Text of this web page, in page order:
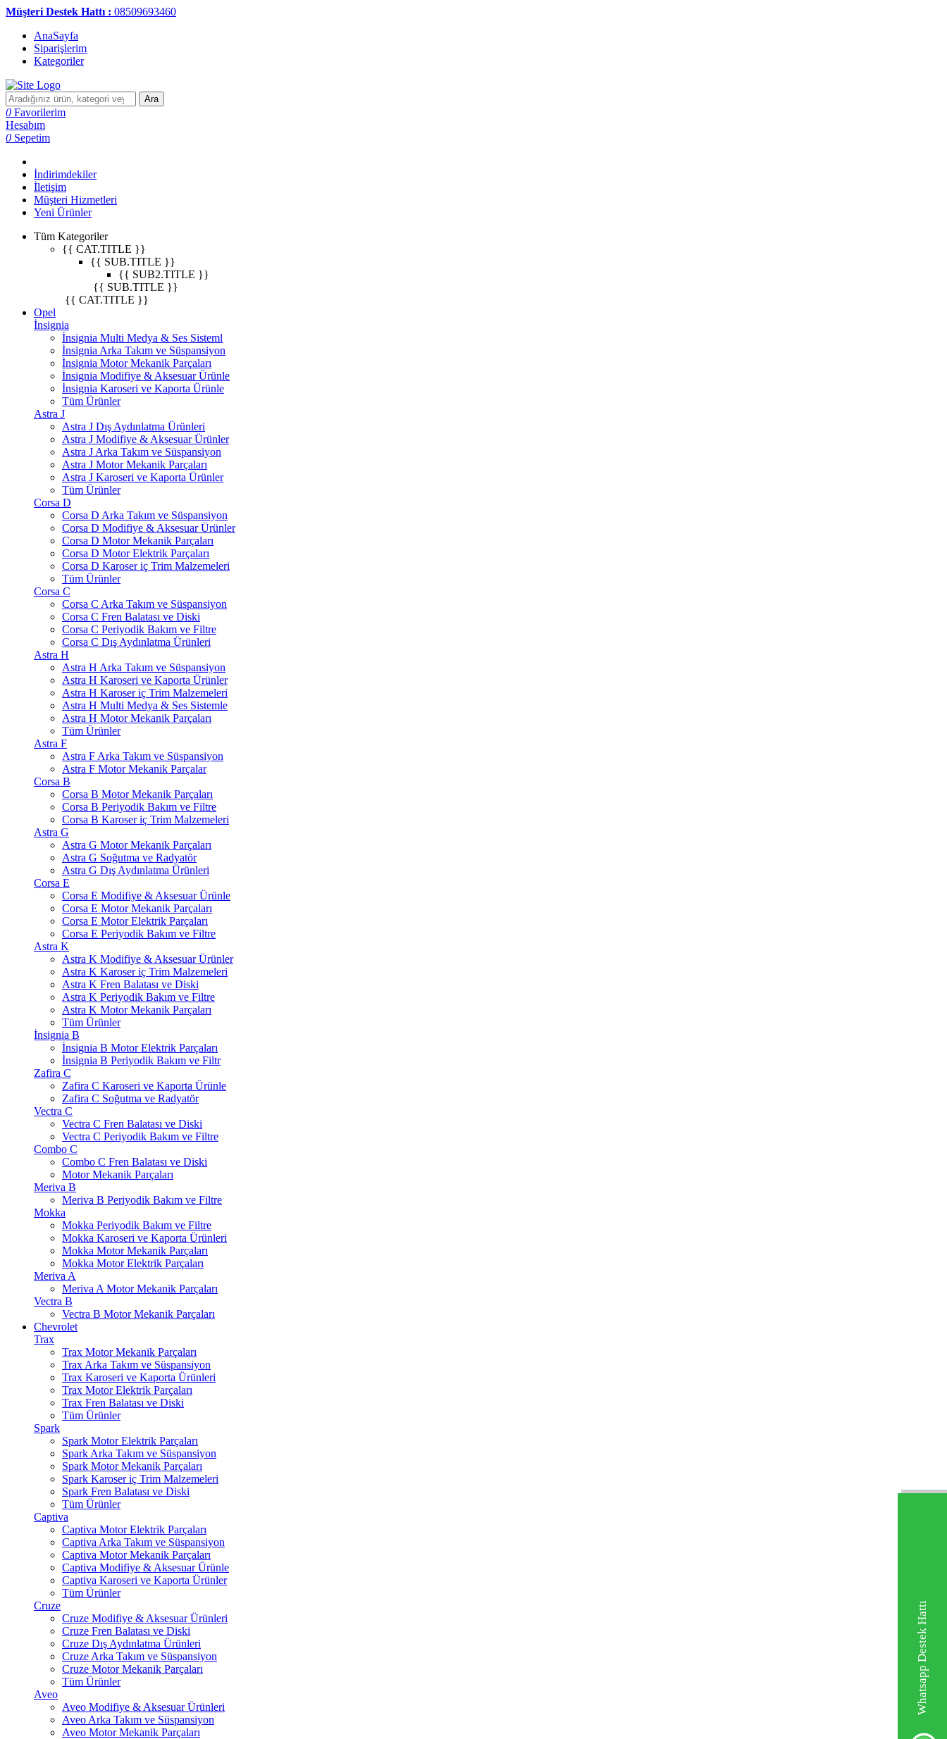
Whatsapp Destek Hattı
Müşteri Destek Hattı : 08509693460
AnaSayfa
Siparişlerim
Kategoriler
Ara
0 Favorilerim
Hesabım
0 Sepetim
İndirimdekiler
İletişim
Müşteri Hizmetleri
Yeni Ürünler
Tüm Kategoriler
{{ CAT.TITLE }}
{{ SUB.TITLE }}
{{ SUB2.TITLE }}
{{ SUB.TITLE }}
{{ CAT.TITLE }}
Opel
İnsignia
İnsignia Multi Medya & Ses Sisteml
İnsignia Arka Takım ve Süspansiyon
İnsignia Motor Mekanik Parçaları
İnsignia Modifiye & Aksesuar Ürünle
İnsignia Karoseri ve Kaporta Ürünle
Tüm Ürünler
Astra J
Astra J Dış Aydınlatma Ürünleri
Astra J Modifiye & Aksesuar Ürünler
Astra J Arka Takım ve Süspansiyon
Astra J Motor Mekanik Parçaları
Astra J Karoseri ve Kaporta Ürünler
Tüm Ürünler
Corsa D
Corsa D Arka Takım ve Süspansiyon
Corsa D Modifiye & Aksesuar Ürünler
Corsa D Motor Mekanik Parçaları
Corsa D Motor Elektrik Parçaları
Corsa D Karoser iç Trim Malzemeleri
Tüm Ürünler
Corsa C
Corsa C Arka Takım ve Süspansiyon
Corsa C Fren Balatası ve Diski
Corsa C Periyodik Bakım ve Filtre
Corsa C Dış Aydınlatma Ürünleri
Astra H
Astra H Arka Takım ve Süspansiyon
Astra H Karoseri ve Kaporta Ürünler
Astra H Karoser iç Trim Malzemeleri
Astra H Multi Medya & Ses Sistemle
Astra H Motor Mekanik Parçaları
Tüm Ürünler
Astra F
Astra F Arka Takım ve Süspansiyon
Astra F Motor Mekanik Parçalar
Corsa B
Corsa B Motor Mekanik Parçaları
Corsa B Periyodik Bakım ve Filtre
Corsa B Karoser iç Trim Malzemeleri
Astra G
Astra G Motor Mekanik Parçaları
Astra G Soğutma ve Radyatör
Astra G Dış Aydınlatma Ürünleri
Corsa E
Corsa E Modifiye & Aksesuar Ürünle
Corsa E Motor Mekanik Parçaları
Corsa E Motor Elektrik Parçaları
Corsa E Periyodik Bakım ve Filtre
Astra K
Astra K Modifiye & Aksesuar Ürünler
Astra K Karoser iç Trim Malzemeleri
Astra K Fren Balatası ve Diski
Astra K Periyodik Bakım ve Filtre
Astra K Motor Mekanik Parçaları
Tüm Ürünler
İnsignia B
İnsignia B Motor Elektrik Parçaları
İnsignia B Periyodik Bakım ve Filtr
Zafira C
Zafira C Karoseri ve Kaporta Ürünle
Zafira C Soğutma ve Radyatör
Vectra C
Vectra C Fren Balatası ve Diski
Vectra C Periyodik Bakım ve Filtre
Combo C
Combo C Fren Balatası ve Diski
Motor Mekanik Parçaları
Meriva B
Meriva B Periyodik Bakım ve Filtre
Mokka
Mokka Periyodik Bakım ve Filtre
Mokka Karoseri ve Kaporta Ürünleri
Mokka Motor Mekanik Parçaları
Mokka Motor Elektrik Parçaları
Meriva A
Meriva A Motor Mekanik Parçaları
Vectra B
Vectra B Motor Mekanik Parçaları
Chevrolet
Trax
Trax Motor Mekanik Parçaları
Trax Arka Takım ve Süspansiyon
Trax Karoseri ve Kaporta Ürünleri
Trax Motor Elektrik Parçaları
Trax Fren Balatası ve Diski
Tüm Ürünler
Spark
Spark Motor Elektrik Parçaları
Spark Arka Takım ve Süspansiyon
Spark Motor Mekanik Parçaları
Spark Karoser iç Trim Malzemeleri
Spark Fren Balatası ve Diski
Tüm Ürünler
Captiva
Captiva Motor Elektrik Parçaları
Captiva Arka Takım ve Süspansiyon
Captiva Motor Mekanik Parçaları
Captiva Modifiye & Aksesuar Ürünle
Captiva Karoseri ve Kaporta Ürünler
Tüm Ürünler
Cruze
Cruze Modifiye & Aksesuar Ürünleri
Cruze Fren Balatası ve Diski
Cruze Dış Aydınlatma Ürünleri
Cruze Arka Takım ve Süspansiyon
Cruze Motor Mekanik Parçaları
Tüm Ürünler
Aveo
Aveo Modifiye & Aksesuar Ürünleri
Aveo Arka Takım ve Süspansiyon
Aveo Motor Mekanik Parçaları